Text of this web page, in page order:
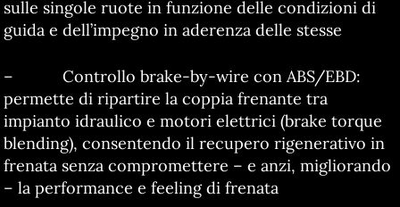
sulle singole ruote in funzione delle condizioni di
guida e dell’impegno in aderenza delle stesse
– Controllo brake-by-wire con ABS/EBD:
permette di ripartire la coppia frenante tra
impianto idraulico e motori elettrici (brake torque
blending), consentendo il recupero rigenerativo in
frenata senza compromettere – e anzi, migliorando
– la performance e feeling di frenata